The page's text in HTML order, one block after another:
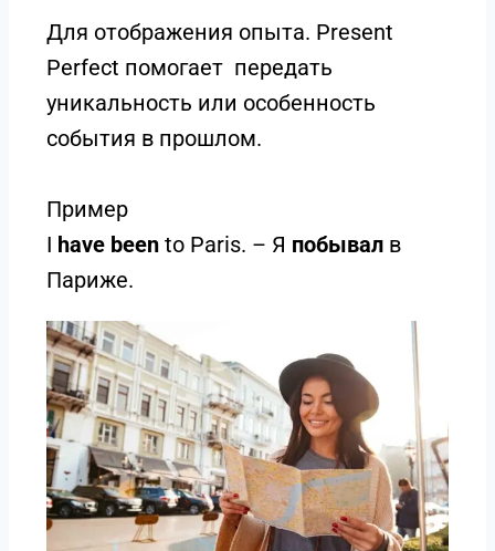
Для отображения опыта. Present
Perfect помогает передать
уникальность или особенность
события в прошлом.
Пример
I have been to Paris. – Я побывал в
Париже.